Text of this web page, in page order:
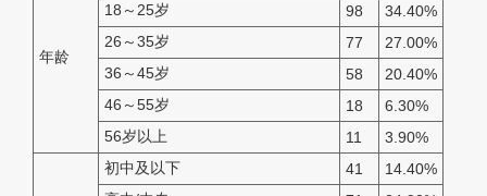
年龄
18～25岁
98
34.40%
26～35岁
77
27.00%
36～45岁
58
20.40%
46～55岁
18
6.30%
56岁以上
11 3.90%
初中及以下 41
14.40%